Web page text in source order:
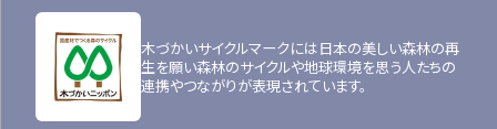
木づかいサイクルマークには日本の美しい森林の再
生を願い森林のサイクルや地球環境を思う人たちの
連携やつながりが表現されています。